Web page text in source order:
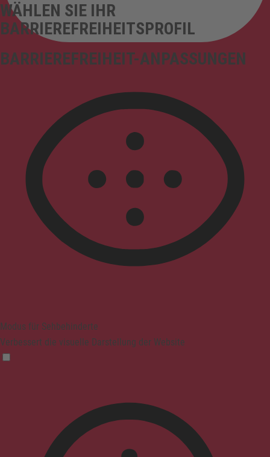
BARRIEREFREIHEIT-ANPASSUNGEN
WÄHLEN SIE IHR
BARRIEREFREIHEITSPROFIL
Modus für Sehbehinderte
Verbessert die visuelle Darstellung der Website